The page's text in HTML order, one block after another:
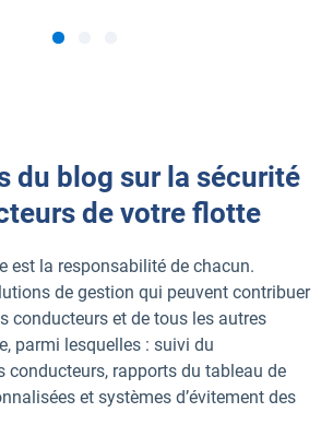
du blog sur la sécurité
de votre flotte
est la responsabilité de chacun.
de gestion qui peuvent contribuer
conducteurs et de tous les autres
parmi lesquelles : suivi du
conducteurs, rapports du tableau de
et systèmes d’évitement des